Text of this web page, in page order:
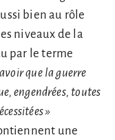
bien au rôle
niveaux de la
par le terme
que la guerre
engendrées, toutes
»
une